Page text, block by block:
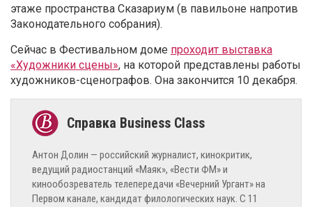
этаже пространства Сказариум (в павильоне напротив
Законодательного собрания).
Сейчас в Фестивальном доме проходит выставка
«Художники сцены», на которой представлены работы
художников-сценографов. Она закончится 10 декабря.
Антон Долин — российский журналист, кинокритик,
ведущий радиостанций «Маяк», «Вести ФМ» и
кинообозреватель телепередачи «Вечерний Ургант» на
Первом канале, кандидат филологических наук. С 11